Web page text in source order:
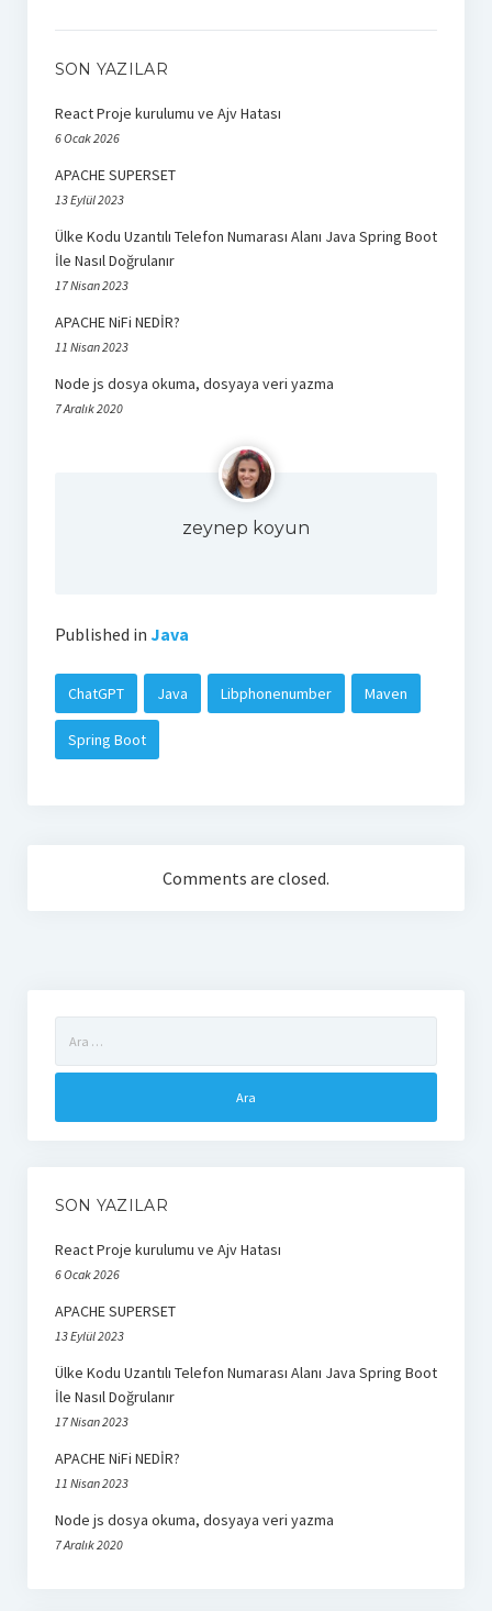
SON YAZILAR
React Proje kurulumu ve Ajv Hatası
6 Ocak 2026
APACHE SUPERSET
13 Eylül 2023
Ülke Kodu Uzantılı Telefon Numarası Alanı Java Spring Boot
İle Nasıl Doğrulanır
17 Nisan 2023
APACHE NiFi NEDİR?
11 Nisan 2023
Node js dosya okuma, dosyaya veri yazma
7 Aralık 2020
zeynep koyun
Published in Java
ChatGPT Java Libphonenumber Maven
Spring Boot
Comments are closed.
SON YAZILAR
React Proje kurulumu ve Ajv Hatası
6 Ocak 2026
APACHE SUPERSET
13 Eylül 2023
Ülke Kodu Uzantılı Telefon Numarası Alanı Java Spring Boot
İle Nasıl Doğrulanır
17 Nisan 2023
APACHE NiFi NEDİR?
11 Nisan 2023
Node js dosya okuma, dosyaya veri yazma
7 Aralık 2020